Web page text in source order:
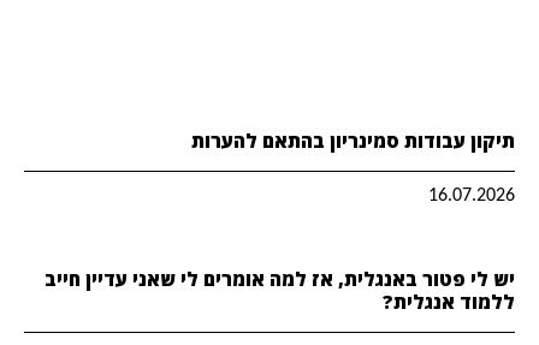
תיקון עבודות סמינריון בהתאם להערות
16.07.2026
יש לי פטור באנגלית, אז למה אומרים לי שאני עדיין חייב
ללמוד אנגלית?